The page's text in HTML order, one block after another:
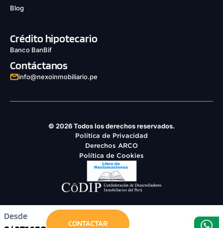
Desde
CONTACTAR
Blog
Crédito hipotecario
Banco BanBif
Contáctanos
info@nexoinmobiliario.pe
© 2026 Todos los derechos reservados.
Política de Privacidad
Derechos ARCO
Política de Cookies